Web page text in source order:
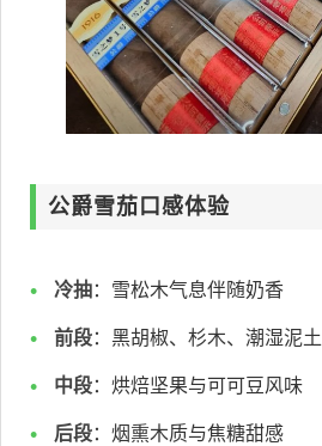
公爵雪茄口感体验
冷抽：雪松木气息伴随奶香
前段：黑胡椒、杉木、潮湿泥土
中段：烘焙坚果与可可豆风味
后段：烟熏木质与焦糖甜感